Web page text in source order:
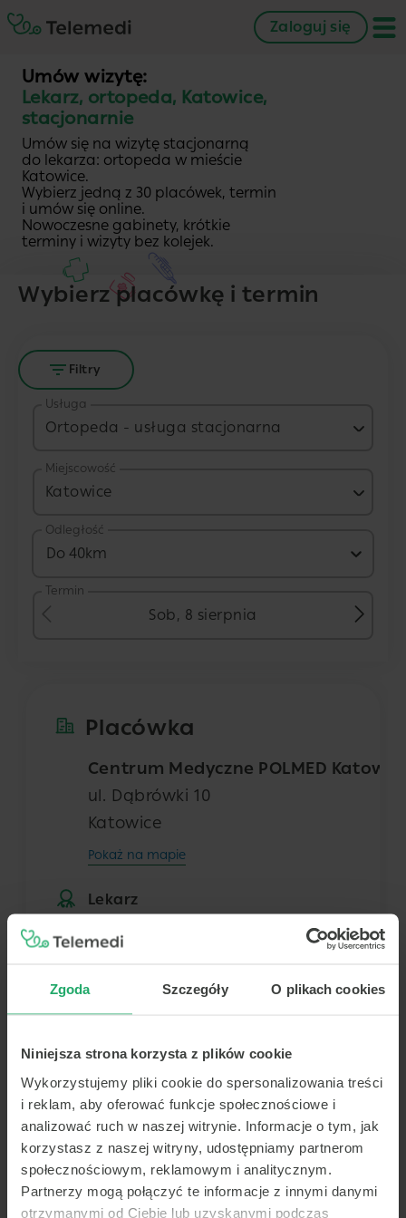
Zgoda Szczegóły O plikach cookies
Niniejsza strona korzysta z plików cookie
Wykorzystujemy pliki cookie do spersonalizowania treści
i reklam, aby oferować funkcje społecznościowe i
analizować ruch w naszej witrynie. Informacje o tym, jak
korzystasz z naszej witryny, udostępniamy partnerom
społecznościowym, reklamowym i analitycznym.
Partnerzy mogą połączyć te informacje z innymi danymi
otrzymanymi od Ciebie lub uzyskanymi podczas
Zaloguj się
Umów wizytę:
Lekarz, ortopeda, Katowice,
stacjonarnie
Umów się na wizytę stacjonarną
do lekarza: ortopeda w mieście
Katowice.
Wybierz jedną z 30 placówek, termin
i umów się online.
Nowoczesne gabinety, krótkie
terminy i wizyty bez kolejek.
Wybierz placówkę i termin
Filtry
Usługa
Ortopeda - usługa stacjonarna
Miejscowość
Katowice
Odległość
Do 40km
Termin
Sob, 8 sierpnia
Placówka
Centrum Medyczne POLMED
ul. Dąbrówki 10
Katowice
Pokaż na mapie
Lekarz
Dowolny z tej placówki
Dziś
8 sierpnia
-
-
-
Jutro
9 sierpnia
-
-
Pon.
10 sierpnia
-
-
-
11 sierpnia
-
Brak terminów
Znaleziono najbliższy wolny
termin na 2026-08-18